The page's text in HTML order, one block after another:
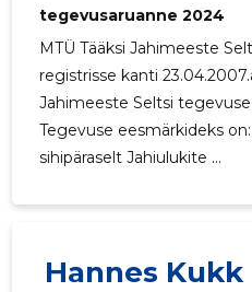
tegevusaruanne 2024
MTÜ Tääksi Jahimeeste
registrisse kanti
Jahimeeste Seltsi
Tegevuse eesmärkideks
sihipäraselt Jahiulukite ...
Hannes Kukk